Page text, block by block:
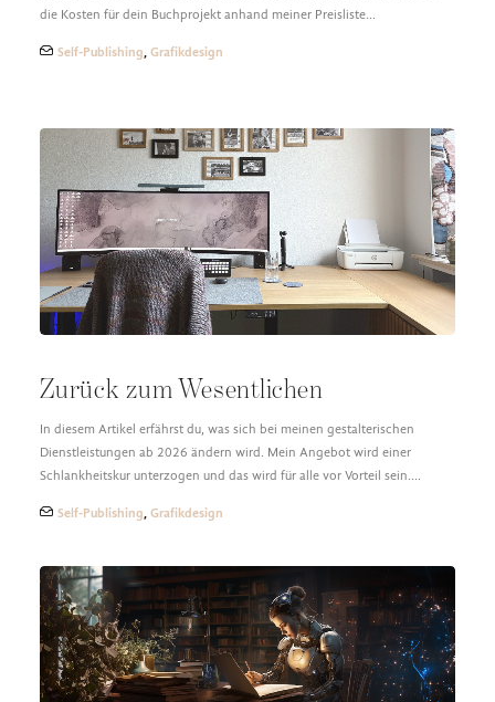
die Kosten für dein Buchprojekt anhand meiner Preisliste…
Self-Publishing, Grafikdesign
Zurück zum Wesentlichen
In diesem Artikel erfährst du, was sich bei meinen gestalterischen
Dienstleistungen ab 2026 ändern wird. Mein Angebot wird einer
Schlankheitskur unterzogen und das wird für alle vor Vorteil sein.…
Self-Publishing, Grafikdesign